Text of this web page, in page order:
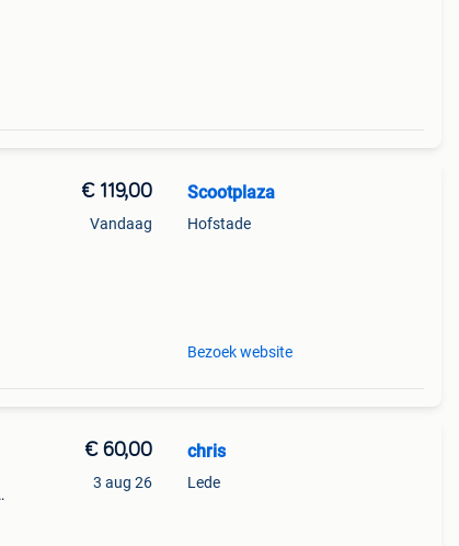
€ 119,00
Vandaag
Scootplaza
Hofstade
Bezoek website
€ 60,00
3 aug 26
chris
Lede